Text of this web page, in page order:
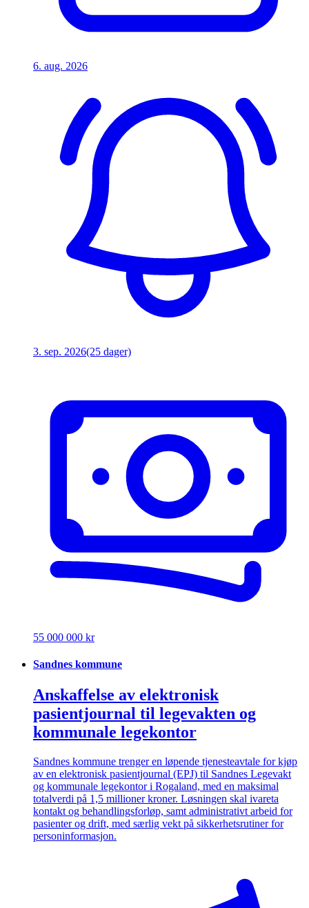
6. aug. 2026
3. sep. 2026(25 dager)
55 000 000 kr
Sandnes kommune
Anskaffelse av elektronisk
pasientjournal til legevakten og
kommunale legekontor
Sandnes kommune trenger en løpende tjenesteavtale for kjøp
av en elektronisk pasientjournal (EPJ) til Sandnes Legevakt
og kommunale legekontor i Rogaland, med en maksimal
totalverdi på 1,5 millioner kroner. Løsningen skal ivareta
kontakt og behandlingsforløp, samt administrativt arbeid for
pasienter og drift, med særlig vekt på sikkerhetsrutiner for
personinformasjon.